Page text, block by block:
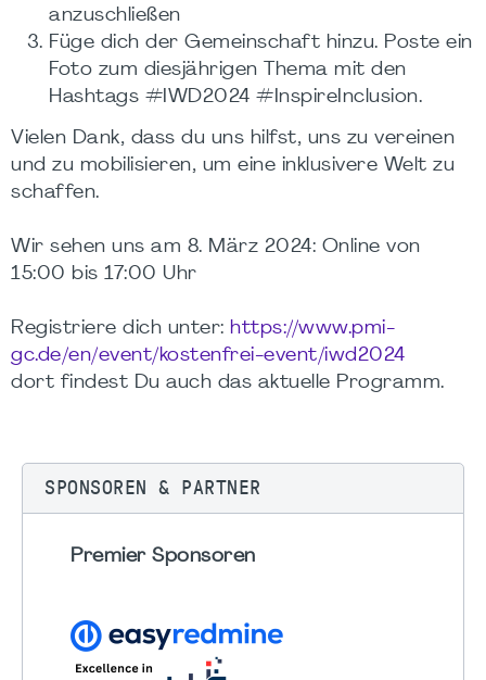
anzuschließen
Füge dich der Gemeinschaft hinzu. Poste ein
Foto zum diesjährigen Thema mit den
Hashtags #IWD2024 #InspireInclusion.
Vielen Dank, dass du uns hilfst, uns zu vereinen
und zu mobilisieren, um eine inklusivere Welt zu
schaffen.
Wir sehen uns am 8. März 2024: Online von
15:00 bis 17:00 Uhr
Registriere dich unter: https://www.pmi-
gc.de/en/event/kostenfrei-event/iwd2024
dort findest Du auch das aktuelle Programm.
SPONSOREN & PARTNER
Premier Sponsoren